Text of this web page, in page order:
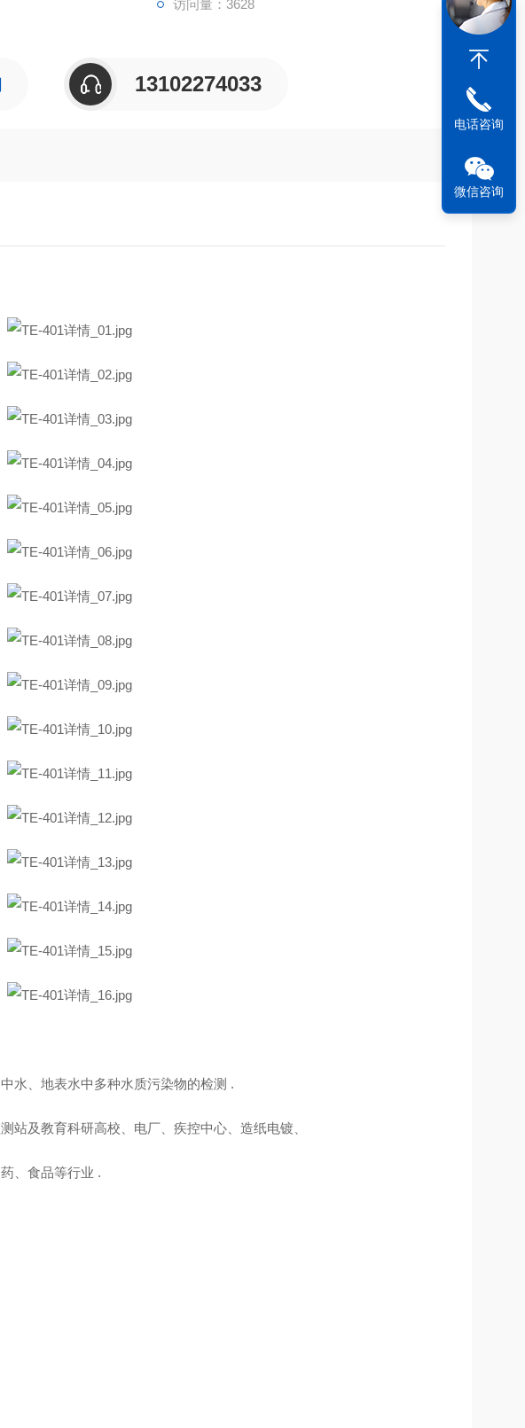
访问量：3628
13102274033
水、地表水中多种水质污染物的检测 .
站及教育科研高校、电厂、疾控中心、造纸电镀、
、食品等行业 .
电话咨询
微信咨询